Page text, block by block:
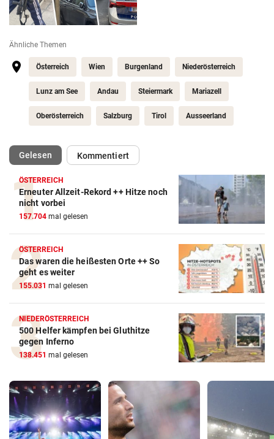
Ähnliche Themen
Österreich Wien Burgenland Niederösterreich
Lunz am See Andau Steiermark Mariazell
Oberösterreich Salzburg Tirol Ausseerland
Gelesen(ausgewählt)Kommentiert
ÖSTERREICH
Erneuter Allzeit-Rekord ++ Hitze noch
nicht vorbei
157.704 mal gelesen
ÖSTERREICH
Das waren die heißesten Orte ++ So
geht es weiter
155.031 mal gelesen
NIEDERÖSTERREICH
500 Helfer kämpfen bei Gluthitze
gegen Inferno
138.451 mal gelesen